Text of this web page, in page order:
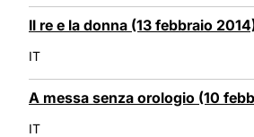
Il re e la donna (13 febbraio
IT
A messa senza orologio (10
IT